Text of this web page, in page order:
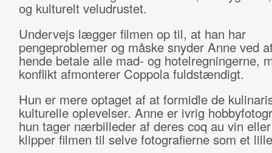
og kulturelt veludrustet.
Undervejs lægger filmen op til, at han har
pengeproblemer og måske snyder Anne ved
hende betale alle mad- og hotelregningerne,
konflikt afmonterer Coppola fuldstændigt.
Hun er mere optaget af at formidle de
kulturelle oplevelser. Anne er ivrig
hun tager nærbilleder af deres coq au vin
klipper filmen til selve fotografierne som et